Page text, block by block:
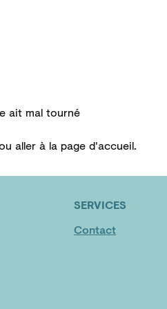
ait mal tourné
aller à la page d'accueil.
SERVICES
Contact